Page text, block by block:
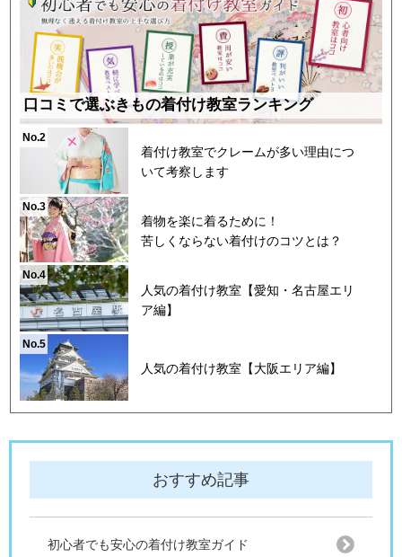
口コミで選ぶきもの着付け教室ランキング
No.2
着付け教室でクレームが多い理由につ
いて考察します
No.3
着物を楽に着るために！
苦しくならない着付けのコツとは？
No.4
人気の着付け教室【愛知・名古屋エリ
ア編】
No.5
人気の着付け教室【大阪エリア編】
おすすめ記事
初心者でも安心の着付け教室ガイド